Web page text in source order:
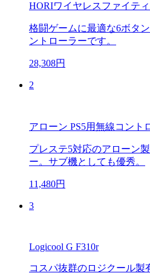
HORIワイヤレスファイテ
格闘ゲームに最適な6ボタ
ントローラーです。
28,308円
2
アローン PS5用無線コント
プレステ5対応のアローン
ー。サブ機としても優秀。
11,480円
3
Logicool G F310r
コスパ抜群のロジクール製